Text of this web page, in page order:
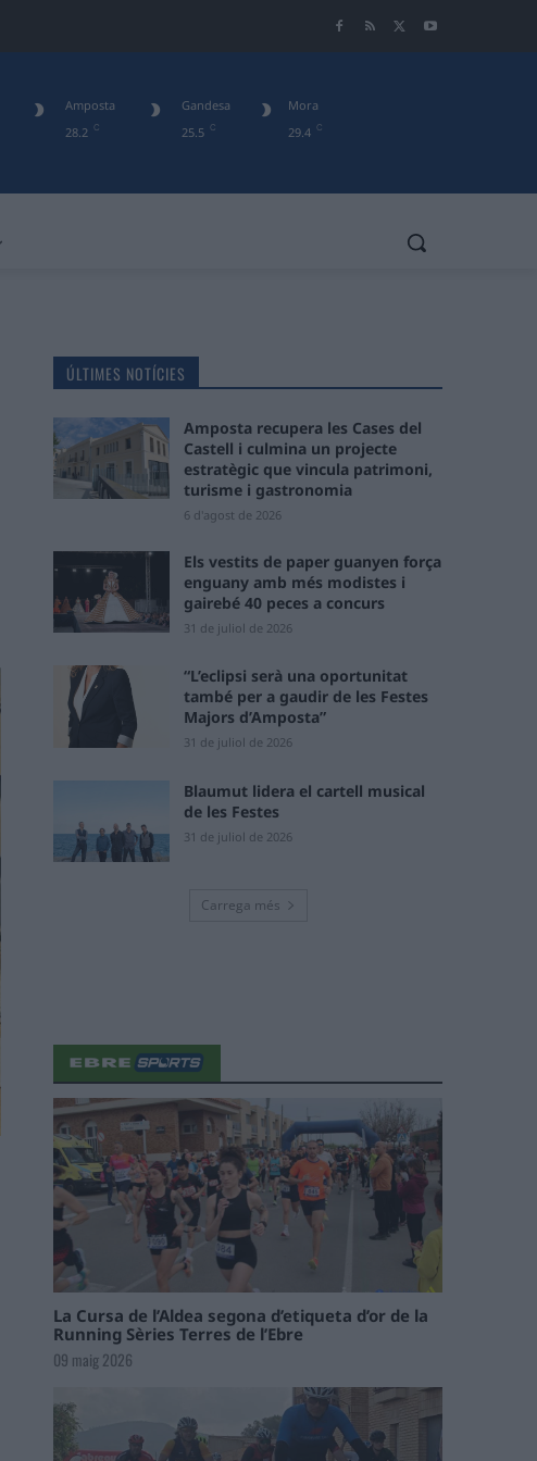
28.2 C
Amposta
25.5 C
Gandesa
29.4 C
Mora
ÚLTIMES NOTÍCIES
Amposta recupera les Cases del
Castell i culmina un projecte
estratègic que vincula patrimoni,
turisme i gastronomia
6 d'agost de 2026
Els vestits de paper guanyen força
enguany amb més modistes i
gairebé 40 peces a concurs
31 de juliol de 2026
“L’eclipsi serà una oportunitat
també per a gaudir de les Festes
Majors d’Amposta”
31 de juliol de 2026
Blaumut lidera el cartell musical
de les Festes
31 de juliol de 2026
Carrega més
La Cursa de l’Aldea segona d’etiqueta d’or de la
Running Sèries Terres de l’Ebre
09 maig 2026